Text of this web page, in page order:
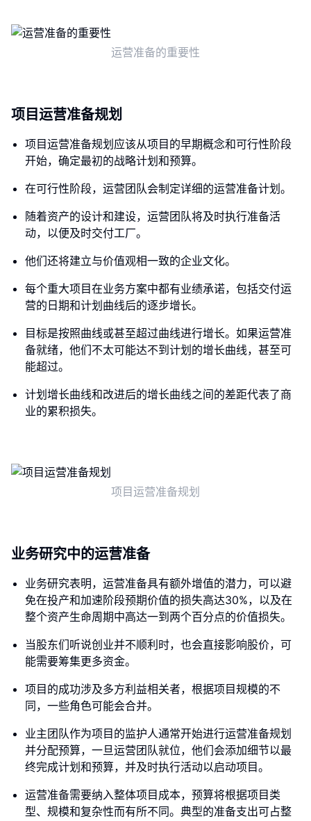
运营准备的重要性
项目运营准备规划
项目运营准备规划应该从项目的早期概念和可行性阶段
开始，确定最初的战略计划和预算。
在可行性阶段，运营团队会制定详细的运营准备计划。
随着资产的设计和建设，运营团队将及时执行准备活
动，以便及时交付工厂。
他们还将建立与价值观相一致的企业文化。
每个重大项目在业务方案中都有业绩承诺，包括交付运
营的日期和计划曲线后的逐步增长。
目标是按照曲线或甚至超过曲线进行增长。如果运营准
备就绪，他们不太可能达不到计划的增长曲线，甚至可
能超过。
计划增长曲线和改进后的增长曲线之间的差距代表了商
业的累积损失。
项目运营准备规划
业务研究中的运营准备
业务研究表明，运营准备具有额外增值的潜力，可以避
免在投产和加速阶段预期价值的损失高达30%，以及在
整个资产生命周期中高达一到两个百分点的价值损失。
当股东们听说创业并不顺利时，也会直接影响股价，可
能需要筹集更多资金。
项目的成功涉及多方利益相关者，根据项目规模的不
同，一些角色可能会合并。
业主团队作为项目的监护人通常开始进行运营准备规划
并分配预算，一旦运营团队就位，他们会添加细节以最
终完成计划和预算，并及时执行活动以启动项目。
运营准备需要纳入整体项目成本，预算将根据项目类
型、规模和复杂性而有所不同。典型的准备支出可占整